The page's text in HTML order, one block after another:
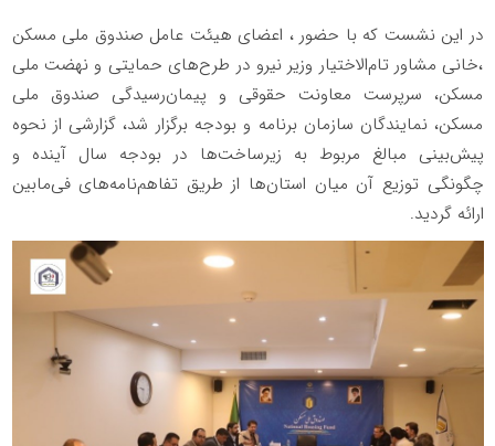
در این نشست که با حضور ، اعضای هیئت عامل صندوق ملی مسکن
،خانی مشاور تام‌الاختیار وزیر نیرو در طرح‌های حمایتی و نهضت ملی
مسکن، سرپرست معاونت حقوقی و پیمان‌رسیدگی صندوق ملی
مسکن، نمایندگان سازمان برنامه و بودجه برگزار شد، گزارشی از نحوه
پیش‌بینی مبالغ مربوط به زیرساخت‌ها در بودجه سال آینده و
چگونگی توزیع آن میان استان‌ها از طریق تفاهم‌نامه‌های فی‌مابین
ارائه گردید.